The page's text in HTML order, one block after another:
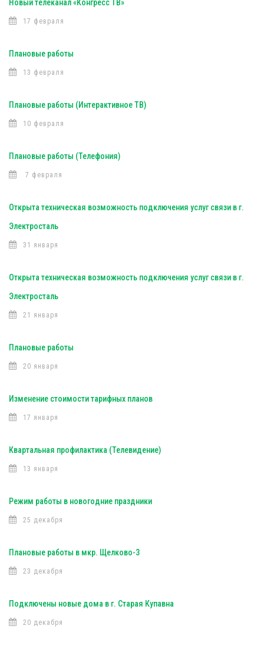
Новый телеканал «Конгресс ТВ»
17 февраля
Плановые работы
13 февраля
Плановые работы (Интерактивное ТВ)
10 февраля
Плановые работы (Телефония)
7 февраля
Открыта техническая возможность подключения услуг связи в г.
Электросталь
31 января
Открыта техническая возможность подключения услуг связи в г.
Электросталь
21 января
Плановые работы
20 января
Изменение стоимости тарифных планов
17 января
Квартальная профилактика (Телевидение)
13 января
Режим работы в новогодние праздники
25 декабря
Плановые работы в мкр. Щелково-3
23 декабря
Подключены новые дома в г. Старая Купавна
20 декабря